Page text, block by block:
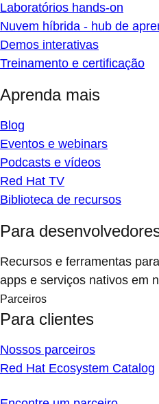
Laboratórios hands-on
Nuvem híbrida - hub de
Demos interativas
Treinamento e certificação
Aprenda mais
Blog
Eventos e webinars
Podcasts e vídeos
Red Hat TV
Biblioteca de recursos
Para
Recursos e ferramentas
apps e serviços nativos em
Parceiros
Para clientes
Nossos parceiros
Red Hat Ecosystem Catalog